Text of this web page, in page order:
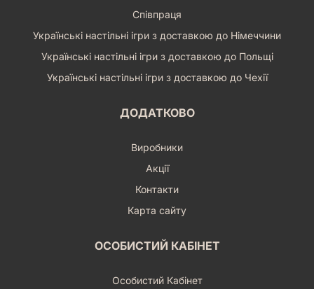
Співпраця
Українські настільні ігри з доставкою до Німеччини
Українські настільні ігри з доставкою до Польщі
Українські настільні ігри з доставкою до Чехії
ДОДАТКОВО
Виробники
Акції
Контакти
Карта сайту
ОСОБИСТИЙ КАБІНЕТ
Особистий Кабінет